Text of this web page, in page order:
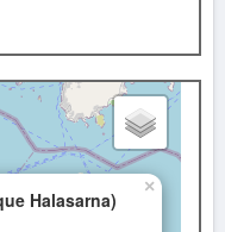
Halasarna)
×